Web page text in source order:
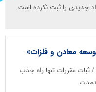
جدیدی را ثبت نکرده است.
معادن و فلزات»
ثبات مقررات تنها راه جذب